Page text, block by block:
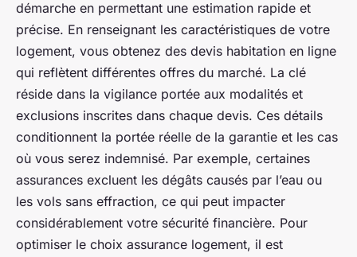
démarche en permettant une estimation rapide et
précise. En renseignant les caractéristiques de votre
logement, vous obtenez des devis habitation en ligne
qui reflètent différentes offres du marché. La clé
réside dans la vigilance portée aux modalités et
exclusions inscrites dans chaque devis. Ces détails
conditionnent la portée réelle de la garantie et les cas
où vous serez indemnisé. Par exemple, certaines
assurances excluent les dégâts causés par l’eau ou
les vols sans effraction, ce qui peut impacter
considérablement votre sécurité financière. Pour
optimiser le choix assurance logement, il est